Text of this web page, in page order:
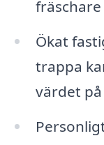
Ökat
trappa
värdet